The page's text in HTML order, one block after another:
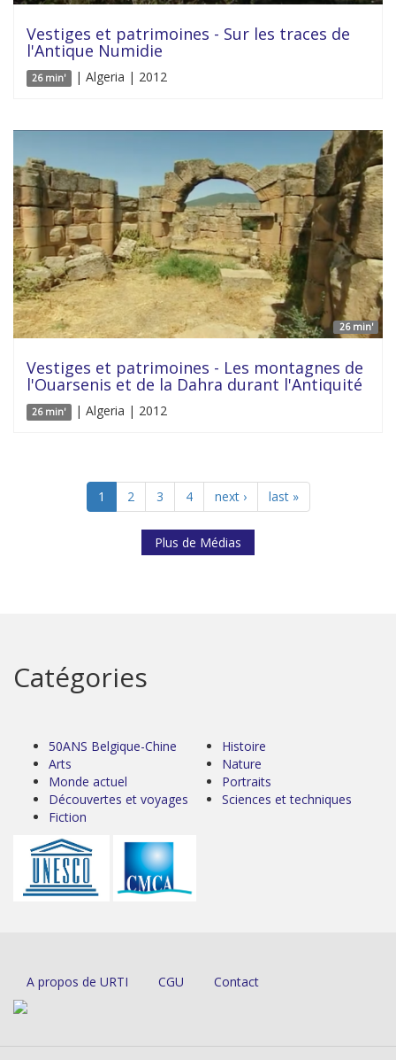
Vestiges et patrimoines - Sur les traces de
l'Antique Numidie
26 min' | Algeria | 2012
26 min'
Vestiges et patrimoines - Les montagnes de
l'Ouarsenis et de la Dahra durant l'Antiquité
26 min' | Algeria | 2012
1 2 3 4 next › last »
Plus de Médias
Catégories
50ANS Belgique-Chine
Arts
Monde actuel
Découvertes et voyages
Fiction
Histoire
Nature
Portraits
Sciences et techniques
A propos de URTI CGU Contact